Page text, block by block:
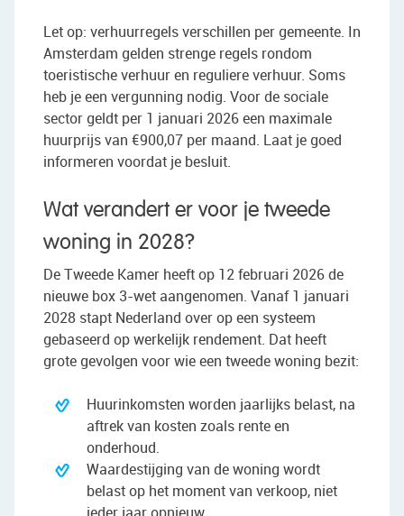
Let op: verhuurregels verschillen per gemeente. In
Amsterdam gelden strenge regels rondom
toeristische verhuur en reguliere verhuur. Soms
heb je een vergunning nodig. Voor de sociale
sector geldt per 1 januari 2026 een maximale
huurprijs van €900,07 per maand. Laat je goed
informeren voordat je besluit.
Wat verandert er voor je tweede
woning in 2028?
De Tweede Kamer heeft op 12 februari 2026 de
nieuwe box 3-wet aangenomen. Vanaf 1 januari
2028 stapt Nederland over op een systeem
gebaseerd op werkelijk rendement. Dat heeft
grote gevolgen voor wie een tweede woning bezit:
Huurinkomsten worden jaarlijks belast, na
aftrek van kosten zoals rente en
onderhoud.
Waardestijging van de woning wordt
belast op het moment van verkoop, niet